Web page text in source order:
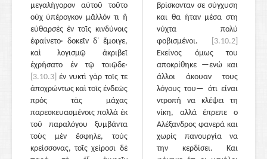
μεγαλήγορον αὐτοῦ τοῦτο
οὐχ ὑπέρογκον μᾶλλόν τι ἢ
εὐθαρσὲς ἐν τοῖς κινδύνοις
ἐφαίνετο· δοκεῖν δ᾽ ἔμοιγε,
καὶ λογισμῷ ἀκριβεῖ
ἐχρήσατο ἐν τῷ τοιῷδε·
[3.10.3] ἐν νυκτὶ γὰρ τοῖς τε
ἀποχρώντως καὶ τοῖς ἐνδεῶς
πρὸς τὰς μάχας
παρεσκευασμένοις πολλὰ ἐκ
τοῦ παραλόγου ξυμβάντα
τοὺς μὲν ἔσφηλε, τοὺς
κρείσσονας, τοῖς χείροσι δὲ
βρίσκονταν σε σύγχυση
και θα ήταν μέσα στη
νύχτα πολύ
φοβισμένοι.
[3.10.2]
Εκείνος όμως του
αποκρίθηκε —ενώ και
άλλοι άκουαν τους
λόγους του— ότι είναι
ντροπή να κλέψει τη
νίκη, αλλά έπρεπε ο
Αλέξανδρος φανερά και
χωρίς πανουργία να
την κερδίσει. Και